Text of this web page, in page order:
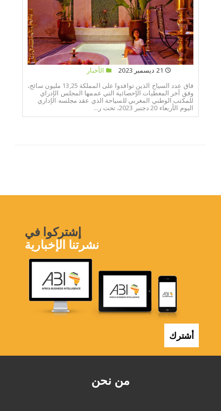
الأخبار
فاق عدد السياح الذين توافدوا على المملكة 13,25 مليون سائح،
وفق آخر المعطيات الإحصائية التي عممها المجلس الإدراي
للمكتب الوطني المغربي للسياحة الذي عقد مجلسه الإداري
اليوم الأربعاء 20 دجنبر 2023، تحت ر...
من نحن
إشتركوا في
نشرتنا الإخبارية
أشترك